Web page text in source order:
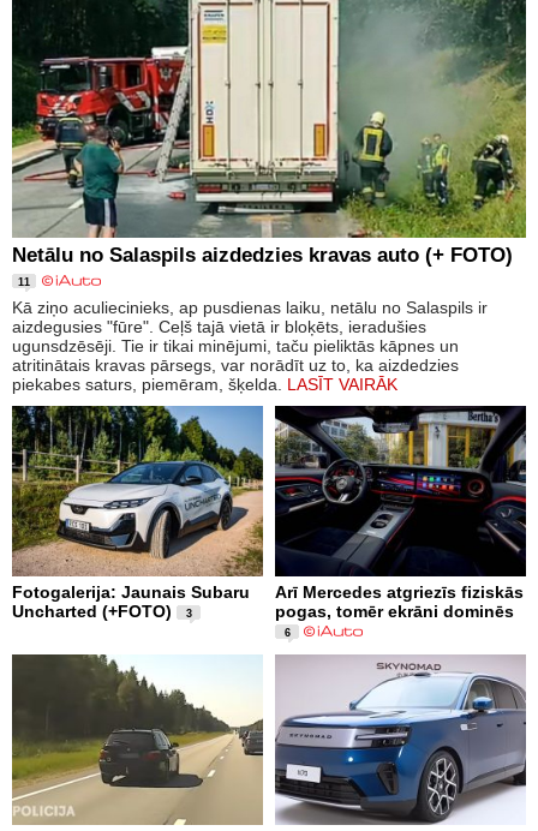
Netālu no Salaspils aizdedzies kravas auto (+ FOTO)
11
Kā ziņo aculiecinieks, ap pusdienas laiku, netālu no Salaspils ir
aizdegusies "fūre". Ceļš tajā vietā ir bloķēts, ieradušies
ugunsdzēsēji. Tie ir tikai minējumi, taču pieliktās kāpnes un
atritinātais kravas pārsegs, var norādīt uz to, ka aizdedzies
piekabes saturs, piemēram, šķelda. LASĪT VAIRĀK
Fotogalerija: Jaunais Subaru
Uncharted (+FOTO)
3
Arī Mercedes atgriezīs fiziskās
pogas, tomēr ekrāni dominēs
6